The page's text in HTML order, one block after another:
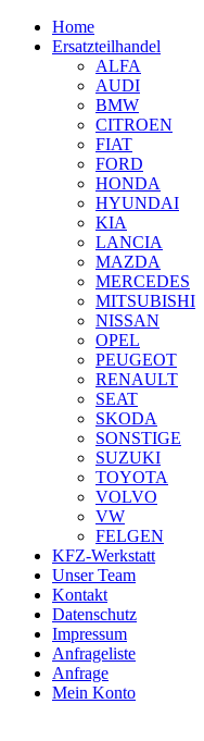
Home
Ersatzteilhandel
ALFA
AUDI
BMW
CITROEN
FIAT
FORD
HONDA
HYUNDAI
KIA
LANCIA
MAZDA
MERCEDES
MITSUBISHI
NISSAN
OPEL
PEUGEOT
RENAULT
SEAT
SKODA
SONSTIGE
SUZUKI
TOYOTA
VOLVO
VW
FELGEN
KFZ-Werkstatt
Unser Team
Kontakt
Datenschutz
Impressum
Anfrageliste
Anfrage
Mein Konto